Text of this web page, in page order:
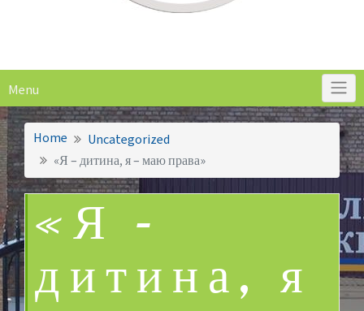
Menu
Home
Uncategorized
«Я – дитина, я – маю права»
«Я –
дитина, я